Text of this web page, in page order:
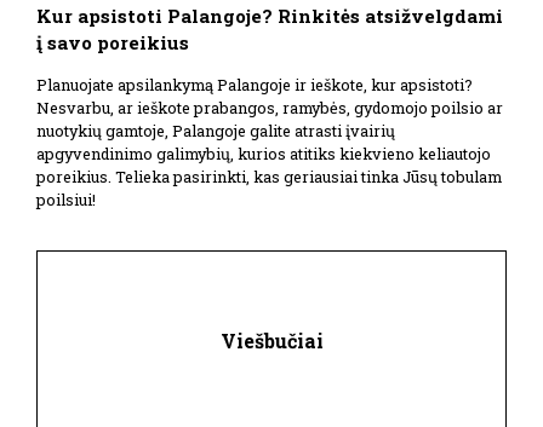
Kur apsistoti Palangoje? Rinkitės atsižvelgdami
į savo poreikius
Planuojate apsilankymą Palangoje ir ieškote, kur apsistoti?
Nesvarbu, ar ieškote prabangos, ramybės, gydomojo poilsio ar
nuotykių gamtoje, Palangoje galite atrasti įvairių
apgyvendinimo galimybių, kurios atitiks kiekvieno keliautojo
poreikius. Telieka pasirinkti, kas geriausiai tinka Jūsų tobulam
poilsiui!
Viešbučiai